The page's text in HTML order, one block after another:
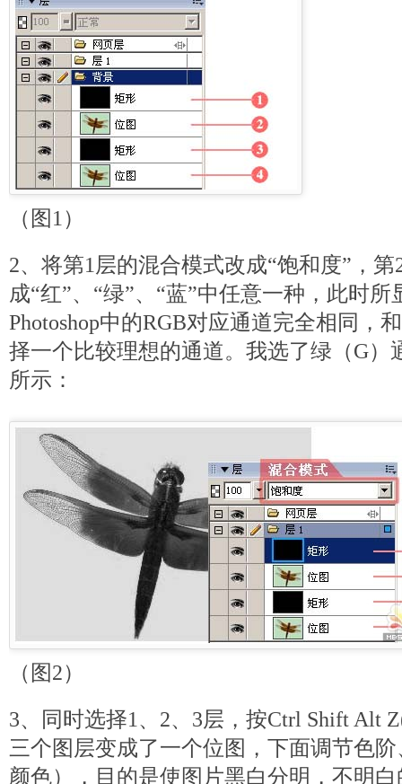
（图1）
2、将第1层的混合模式改成“饱和度”，
成“红”、“绿”、“蓝”中任意一种，此时
Photoshop中的RGB对应通道完全相同，
择一个比较理想的通道。我选了绿（G）
所示：
（图2）
3、同时选择1、2、3层，按Ctrl Shift Alt
三个图层变成了一个位图，下面调节色
颜色），目的是使图片黑白分明，不明白